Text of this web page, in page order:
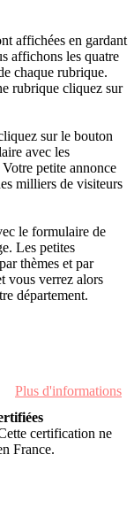
affichées en gardant
affichons les quatre
chaque rubrique.
rubrique cliquez sur
sur le bouton
avec les
petite annonce
milliers de visiteurs
le formulaire de
Les petites
thèmes et par
vous verrez alors
département.
Plus d'informations
certification ne
France.